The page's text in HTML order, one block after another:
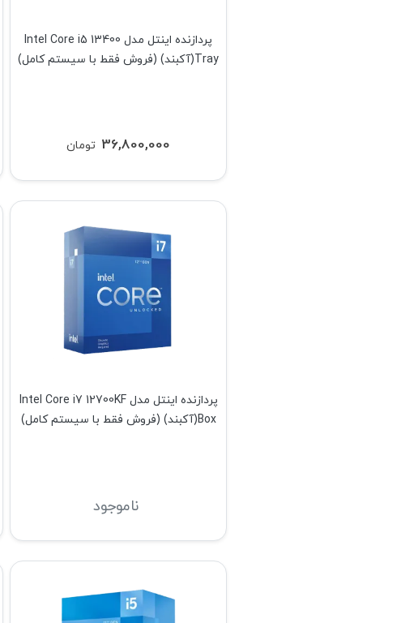
پردازنده اینتل مدل Intel Core i5 13400
Tray(آکبند) (فروش فقط با سیستم کامل)
تومان 36,800,000
پردازنده اینتل مدل Intel Core i7 12700KF
Box(آکبند) (فروش فقط با سیستم کامل)
ناموجود